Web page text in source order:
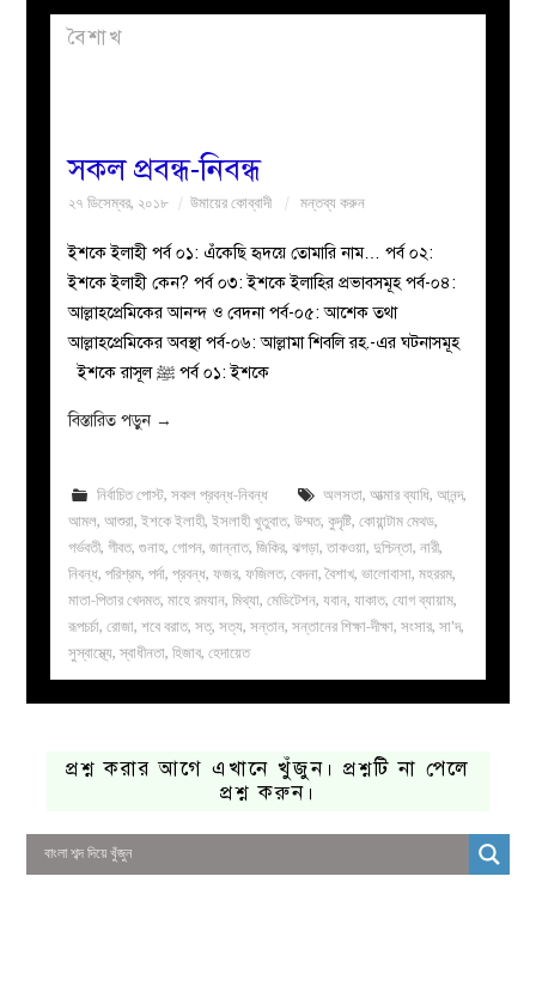
প্রবন্ধ
পাতা
ইসলাহী
মজলিস
বৈশাখ
সকল প্রবন্ধ-নিবন্ধ
২৭ ডিসেম্বর, ২০১৮ উমায়ের কোব্বাদী মন্তব্য করুন
ইশকে ইলাহী পর্ব ০১: এঁকেছি হৃদয়ে তোমারি নাম… পর্ব ০২:
ইশকে ইলাহী কেন? পর্ব ০৩: ইশকে ইলাহির প্রভাবসমূহ পর্ব-০৪:
আল্লাহপ্রেমিকের আনন্দ ও বেদনা পর্ব-০৫: আশেক তথা
আল্লাহপ্রেমিকের অবস্থা পর্ব-০৬: আল্লামা শিবলি রহ.-এর ঘটনাসমূহ
ইশকে রাসূল ﷺ পর্ব ০১: ইশকে
বিস্তারিত পড়ুন →
নির্বাচিত পোস্ট, সকল প্রবন্ধ-নিবন্ধ অলসতা, আত্মার ব্যাধি, আনন্দ,
আমল,আশুরা,ইশকে ইলাহী,ইসলাহী খুতুবাত,উম্মত,কুদৃষ্টি,কোয়ান্টাম মেথড,
গর্ভবতী,গীবত,গুনাহ,গোপন,জান্নাত,জিকির,ঝগড়া,তাকওয়া,দুশ্চিন্তা,নারী,
নিবন্ধ,পরিশ্রম,পর্দা,প্রবন্ধ,ফজর,ফজিলত,বেদনা,বৈশাখ,ভালোবাসা,মহররম,
মাতা-পিতার খেদমত,মাহে রমযান,মিথ্যা,মেডিটেশন,যবান,যাকাত,যোগ ব্যায়াম,
রূপচর্চা,রোজা,শবে বরাত,সত্,সত্য,সন্তান,সন্তানের শিক্ষা-দীক্ষা,সংসার,সা'দ,
সুস্বাস্থ্যে,স্বাধীনতা,হিজাব,হেদায়েত
প্রশ্ন করার আগে এখানে খুঁজুন। প্রশ্নটি না পেলে
প্রশ্ন করুন।